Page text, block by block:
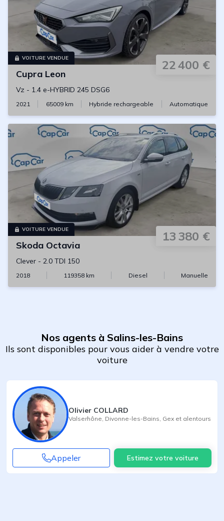
VOITURE VENDUE 22 400 €
Cupra Leon
Vz - 1.4 e-HYBRID 245 DSG6
2021 65009km Hybride rechargeable Automatique
VOITURE VENDUE 13 380 €
Skoda Octavia
Clever - 2.0 TDI 150
2018 119358 km Diesel Manuelle
Nos agents à Salins-les-Bains
Ils sont disponibles pour vous aider à vendre votre
voiture
Olivier COLLARD
Valserhône Divonne-les-Bains Gex et alentours
Appeler Estimez votre voiture